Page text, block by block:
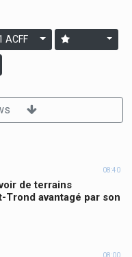
ACFF
08:40
de terrains
Trond avantagé par son
08:00